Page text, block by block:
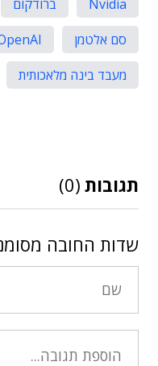
Nvidia ברודקום
סם אלטמן
מעבד בינה מלאכותית
תגובות (0)
שדות החובה